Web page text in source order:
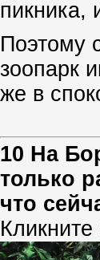
пикника,
Поэтому
зоопарк
же в
10 На
только
что